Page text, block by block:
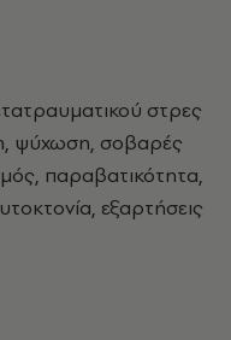
στρες
ψύχωση, σοβαρές
παραβατικότητα,
εξαρτήσεις